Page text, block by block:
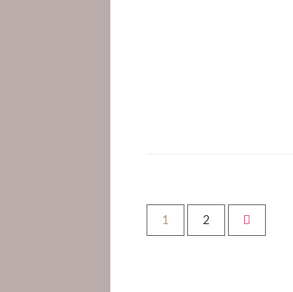
1 2